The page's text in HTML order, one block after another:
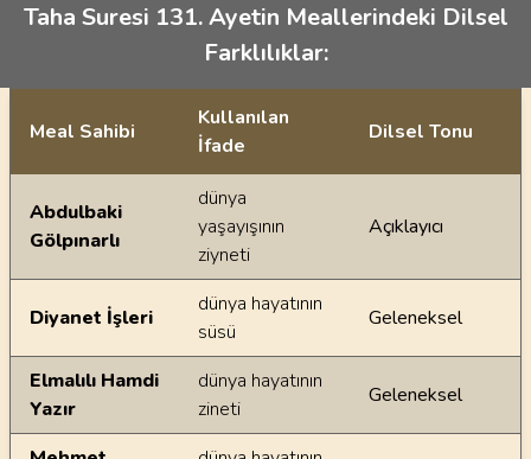
Taha Suresi 131. Ayetin Meallerindeki Dilsel
Farklılıklar:
Ayetin meallerindeki dilsel farklılıklar
Meal Sahibi
Kullanılan
İfade
Dilsel Tonu
Abdulbaki
Gölpınarlı
dünya
yaşayışının
ziyneti
Açıklayıcı
Diyanet İşleri
dünya hayatının
süsü
Geleneksel
Elmalılı Hamdi
Yazır
dünya hayatının
zineti
Geleneksel